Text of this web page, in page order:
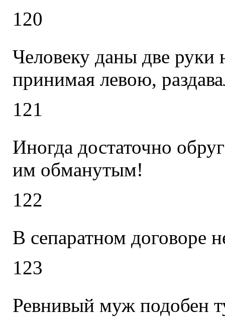
120
Человеку даны две руки
принимая левою,
121
Иногда достаточно
им обманутым!
122
В сепаратном договоре
123
Ревнивый муж подобен